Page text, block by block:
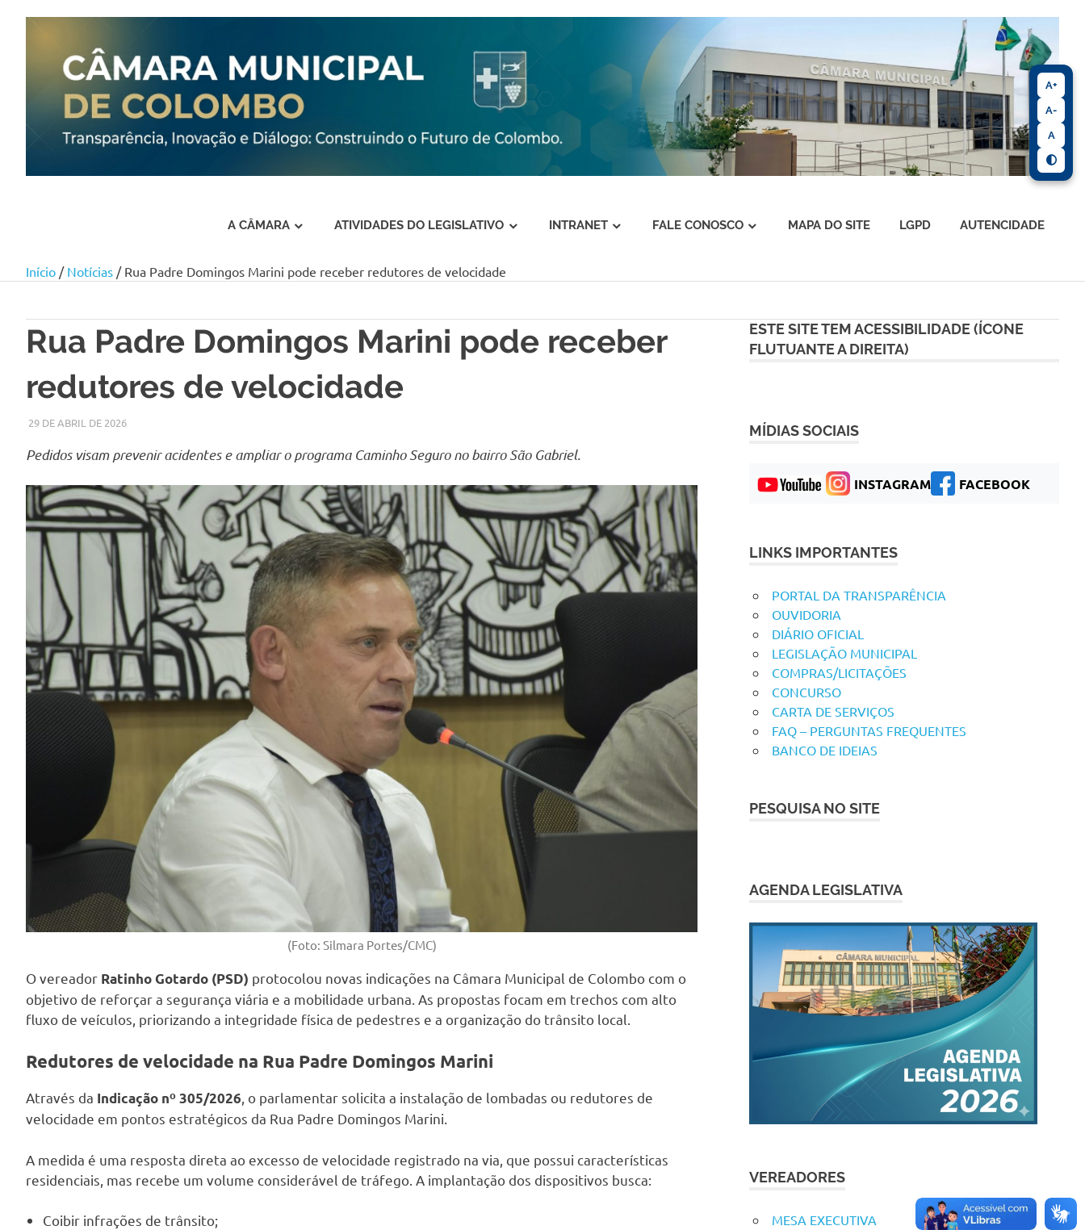
content
A CÂMARA ATIVIDADES DO LEGISLATIVO INTRANET FALE CONOSCO MAPA DO SITE LGPD AUTENCIDADE
Início / Notícias / Rua Padre Domingos Marini pode receber redutores de velocidade
Rua Padre Domingos Marini pode receber
redutores de velocidade
29 DE ABRIL DE 2026LARISSA TURKO
NOTÍCIAS
Pedidos visam prevenir acidentes e ampliar o programa Caminho Seguro no bairro São Gabriel.
(Foto: Silmara Portes/CMC)
O vereador Ratinho Gotardo (PSD) protocolou novas indicações na Câmara Municipal de Colombo com o
objetivo de reforçar a segurança viária e a mobilidade urbana. As propostas focam em trechos com alto
fluxo de veículos, priorizando a integridade física de pedestres e a organização do trânsito local.
Redutores de velocidade na Rua Padre Domingos Marini
Através da Indicação nº 305/2026, o parlamentar solicita a instalação de lombadas ou redutores de
velocidade em pontos estratégicos da Rua Padre Domingos Marini.
A medida é uma resposta direta ao excesso de velocidade registrado na via, que possui características
residenciais, mas recebe um volume considerável de tráfego. A implantação dos dispositivos busca:
Coibir infrações de trânsito;
ESTE SITE TEM ACESSIBILIDADE (ÍCONE
FLUTUANTE A DIREITA)
MÍDIAS SOCIAIS
INSTAGRAM FACEBOOK
LINKS IMPORTANTES
PORTAL DA TRANSPARÊNCIA
OUVIDORIA
DIÁRIO OFICIAL
LEGISLAÇÃO MUNICIPAL
COMPRAS/LICITAÇÕES
CONCURSO
CARTA DE SERVIÇOS
FAQ – PERGUNTAS FREQUENTES
BANCO DE IDEIAS
PESQUISA NO SITE
AGENDA LEGISLATIVA
VEREADORES
MESA EXECUTIVA
A+
A-
A